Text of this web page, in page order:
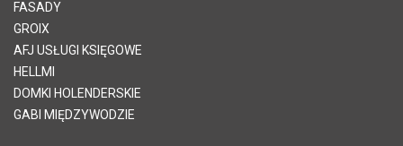
FASADY
GROIX
AFJ USŁUGI KSIĘGOWE
HELLMI
DOMKI HOLENDERSKIE
GABI MIĘDZYWODZIE